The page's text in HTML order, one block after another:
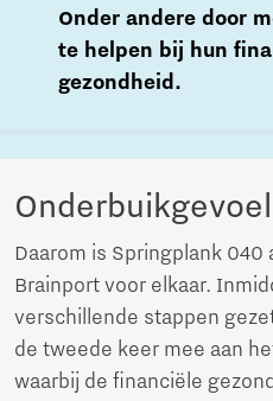
Onder andere door
te helpen bij hun
gezondheid.
Onderbuikgevoel
Daarom is Springplank 040
Brainport voor elkaar.
verschillende stappen
de tweede keer mee aan
waarbij de financiële